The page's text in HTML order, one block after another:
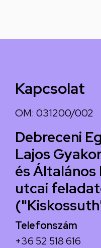
Kapcsolat
OM: 031200/002
Debreceni
Lajos
és Általános
utcai
Telefonszám
+36 52 518 616